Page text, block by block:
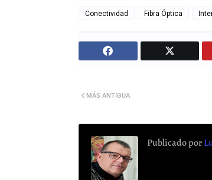
Conectividad Fibra Óptica
MÁS ANTIGUA
Publicado por